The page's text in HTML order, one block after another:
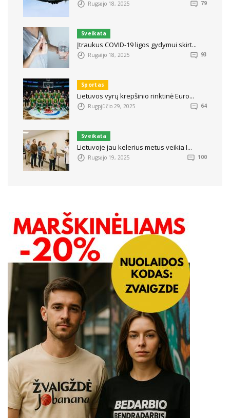
Rugsėjo 18, 2025 79
Sveikata
Įtraukus COVID-19 ligos gydymui skirt...
Rugsėjo 18, 2025 93
Sportas
Lietuvos vyrų krepšinio rinktinė Euro...
Rugpjūčio 29, 2025 64
Sveikata
Lietuvoje jau kelerius metus veikia I...
Rugsėjo 19, 2025 100